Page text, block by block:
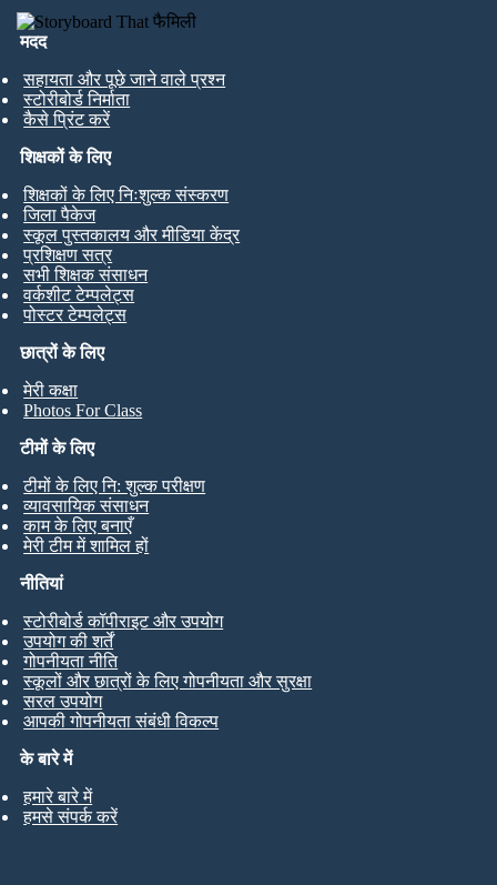
मदद
सहायता और पूछे जाने वाले प्रश्न
स्टोरीबोर्ड निर्माता
कैसे प्रिंट करें
छात्रों के लिए
मेरी कक्षा
Photos For Class
शिक्षकों के लिए
शिक्षकों के लिए निःशुल्क संस्करण
जिला पैकेज
स्कूल पुस्तकालय और मीडिया केंद्र
प्रशिक्षण सत्र
सभी शिक्षक संसाधन
वर्कशीट टेम्पलेट्स
पोस्टर टेम्पलेट्स
टीमों के लिए
टीमों के लिए नि: शुल्क परीक्षण
व्यावसायिक संसाधन
काम के लिए बनाएँ
मेरी टीम में शामिल हों
के बारे में
हमारे बारे में
हमसे संपर्क करें
नीतियां
स्टोरीबोर्ड कॉपीराइट और उपयोग
उपयोग की शर्तें
गोपनीयता नीति
स्कूलों और छात्रों के लिए गोपनीयता और सुरक्षा
सरल उपयोग
आपकी गोपनीयता संबंधी विकल्प